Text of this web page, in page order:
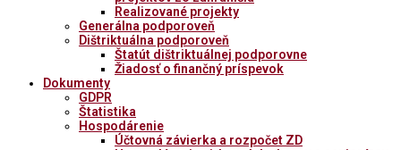
Realizované projekty
Generálna podporoveň
Dištriktuálna podporoveň
Štatút dištriktuálnej podporovne
Žiadosť o finančný príspevok
Dokumenty
GDPR
Štatistika
Hospodárenie
Účtovná závierka a rozpočet ZD